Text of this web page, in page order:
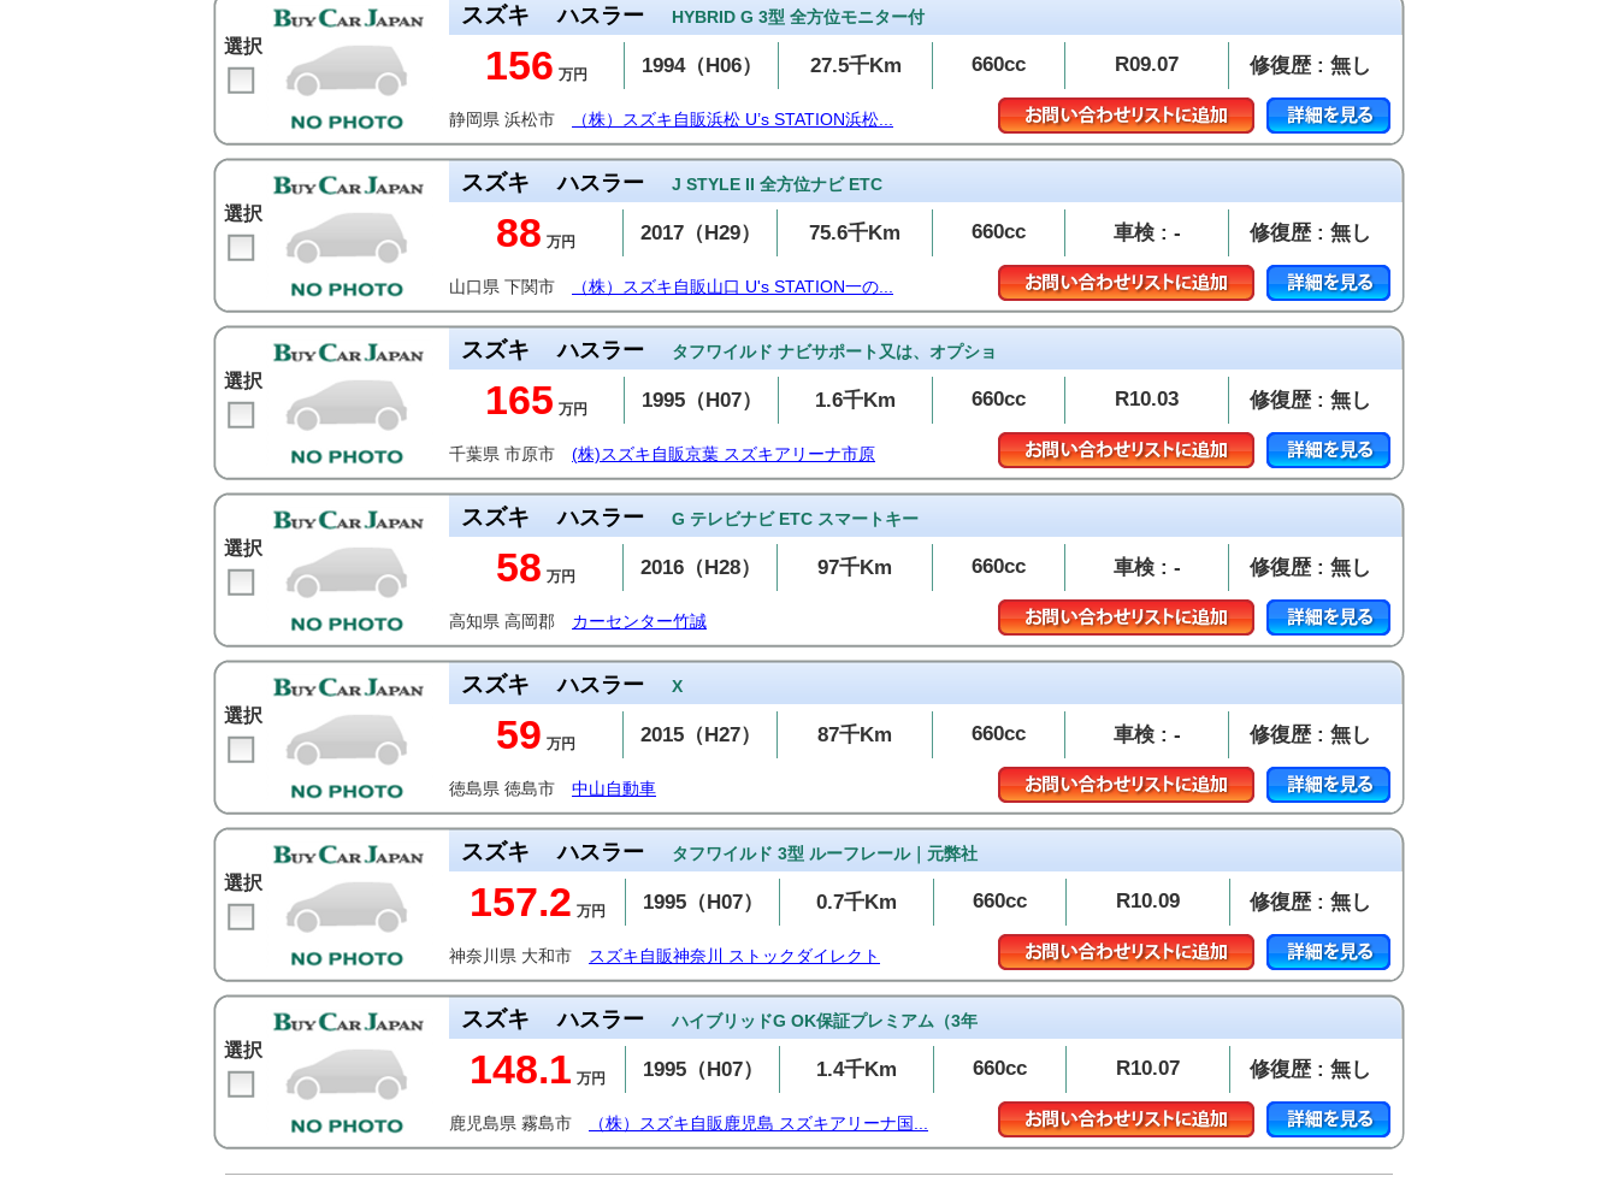
選択
スズキ ハスラー HYBRID G 3型 全方位モニター付
156 万円 1994（H06） 27.5千Km 660cc R09.07 修復歴 : 無し
静岡県 浜松市 （株）スズキ自販浜松 U’s STATION浜松...
選択
スズキ ハスラー J STYLE II 全方位ナビ ETC
88 万円 2017（H29） 75.6千Km 660cc 車検 : - 修復歴 : 無し
山口県 下関市 （株）スズキ自販山口 U's STATION一の...
選択
スズキ ハスラー タフワイルド ナビサポート又は、オプショ
165 万円 1995（H07） 1.6千Km 660cc R10.03 修復歴 : 無し
千葉県 市原市 (株)スズキ自販京葉 スズキアリーナ市原
選択
スズキ ハスラー G テレビナビ ETC スマートキー
58 万円 2016（H28） 97千Km 660cc 車検 : - 修復歴 : 無し
高知県 高岡郡 カーセンター竹誠
選択
スズキ ハスラー X
59 万円 2015（H27） 87千Km 660cc 車検 : - 修復歴 : 無し
徳島県 徳島市 中山自動車
選択
スズキ ハスラー タフワイルド 3型 ルーフレール｜元弊社
157.2 万円 1995（H07） 0.7千Km 660cc R10.09 修復歴 : 無し
神奈川県 大和市 スズキ自販神奈川 ストックダイレクト
選択
スズキ ハスラー ハイブリッドG OK保証プレミアム（3年
148.1 万円 1995（H07） 1.4千Km 660cc R10.07 修復歴 : 無し
鹿児島県 霧島市 （株）スズキ自販鹿児島 スズキアリーナ国...